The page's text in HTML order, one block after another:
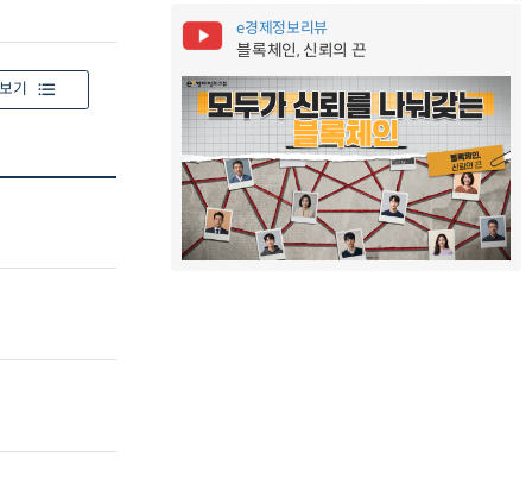
기
e경제정보리뷰
블록체인, 신뢰의 끈